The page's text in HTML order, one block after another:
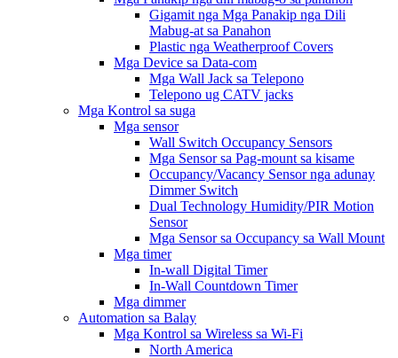
Gigamit nga Mga Panakip nga Dili
Mabug-at sa Panahon
Plastic nga Weatherproof Covers
Mga Device sa Data-com
Mga Wall Jack sa Telepono
Telepono ug CATV jacks
Mga Kontrol sa suga
Mga sensor
Wall Switch Occupancy Sensors
Mga Sensor sa Pag-mount sa kisame
Occupancy/Vacancy Sensor nga adunay
Dimmer Switch
Dual Technology Humidity/PIR Motion
Sensor
Mga Sensor sa Occupancy sa Wall Mount
Mga timer
In-wall Digital Timer
In-Wall Countdown Timer
Mga dimmer
Automation sa Balay
Mga Kontrol sa Wireless sa Wi-Fi
North America